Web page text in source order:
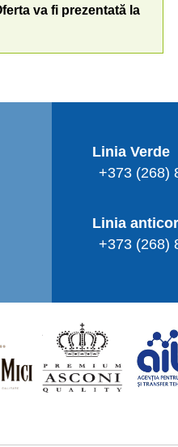
va fi prezentată la
Linia Verde
+373 (268)
Linia
+373 (268)